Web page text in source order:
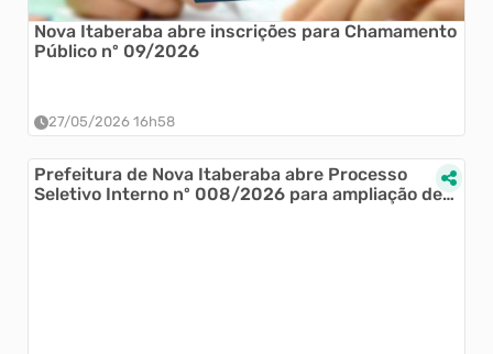
Nova Itaberaba abre inscrições para Chamamento
Público nº 09/2026
27/05/2026 16h58
Prefeitura de Nova Itaberaba abre Processo
Seletivo Interno nº 008/2026 para ampliação de